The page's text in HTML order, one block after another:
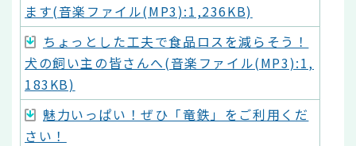
ます(音楽ファイル(MP3):1,236KB)
ちょっとした工夫で食品ロスを減らそう！
犬の飼い主の皆さんへ(音楽ファイル(MP3):1,
183KB)
魅力いっぱい！ぜひ「竜鉄」をご利用くだ
さい！